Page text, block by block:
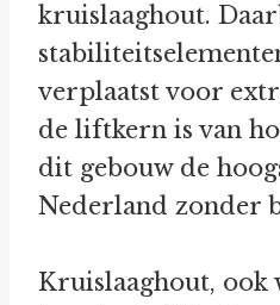
kruislaaghout.
verplaatst voor
de liftkern is van
dit gebouw de
Nederland zonder
Kruislaaghout, ook